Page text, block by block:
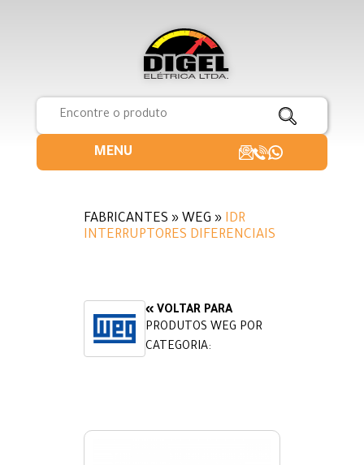
MENU
FABRICANTES » WEG » IDR
INTERRUPTORES DIFERENCIAIS
« VOLTAR PARA
PRODUTOS WEG POR
CATEGORIA: